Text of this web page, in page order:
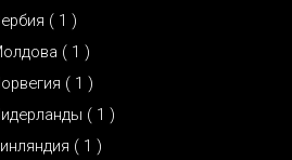
( 1 )
( 1 )
( 1 )
( 1 )
( 1 )